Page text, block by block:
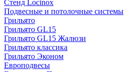
Стенд Locinox
Подвесные и потолочные системы
Грильято
Грильято GL15
Грильято GL15 Жалюзи
Грильято классика
Грильято Эконом
Европодвесы